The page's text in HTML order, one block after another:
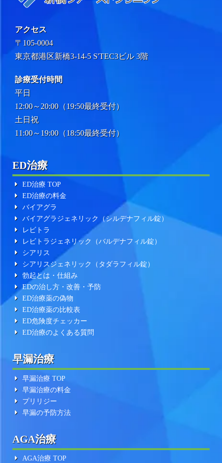
アクセス
〒105-0004
東京都港区新橋3-14-5 S'TEC3ビル 3階
診療受付時間
平日
12:00～20:00（19:50最終受付）
土日祝
11:00～19:00（18:50最終受付）
ED治療
ED治療 TOP
ED治療の料金
バイアグラ
バイアグラジェネリック（シルデナフィル錠）
レビトラ
レビトラジェネリック（バルデナフィル錠）
シアリス
シアリスジェネリック（タダラフィル錠）
勃起とは・仕組み
EDの治し方・改善・予防
ED治療薬の偽物
ED治療薬の比較表
ED危険度チェッカー
ED治療のよくある質問
早漏治療
早漏治療 TOP
早漏治療の料金
プリリジー
早漏の予防方法
AGA治療
AGA治療 TOP